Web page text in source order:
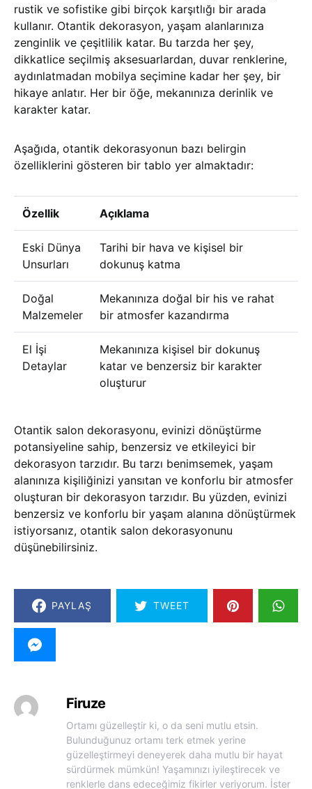
rustik ve sofistike gibi birçok karşıtlığı bir arada
kullanır. Otantik dekorasyon, yaşam alanlarınıza
zenginlik ve çeşitlilik katar. Bu tarzda her şey,
dikkatlice seçilmiş aksesuarlardan, duvar renklerine,
aydınlatmadan mobilya seçimine kadar her şey, bir
hikaye anlatır. Her bir öğe, mekanınıza derinlik ve
karakter katar.
Aşağıda, otantik dekorasyonun bazı belirgin
özelliklerini gösteren bir tablo yer almaktadır:
Özellik Açıklama
Eski Dünya
Unsurları
Tarihi bir hava ve kişisel bir
dokunuş katma
Doğal
Malzemeler
Mekanınıza doğal bir his ve rahat
bir atmosfer kazandırma
El İşi
Detaylar
Mekanınıza kişisel bir dokunuş
katar ve benzersiz bir karakter
oluşturur
Otantik salon dekorasyonu, evinizi dönüştürme
potansiyeline sahip, benzersiz ve etkileyici bir
dekorasyon tarzıdır. Bu tarzı benimsemek, yaşam
alanınıza kişiliğinizi yansıtan ve konforlu bir atmosfer
oluşturan bir dekorasyon tarzıdır. Bu yüzden, evinizi
benzersiz ve konforlu bir yaşam alanına dönüştürmek
istiyorsanız, otantik salon dekorasyonunu
düşünebilirsiniz.
PAYLAŞ TWEET
Firuze
Ortamı güzelleştir ki, o da seni mutlu etsin.
Bulunduğunuz ortamı terk etmek yerine
güzelleştirmeyi deneyerek daha mutlu bir hayat
sürdürmek mümkün! Yaşamınızı iyileştirecek ve
renklerle dans edeceğimiz fikirler veriyorum. İster